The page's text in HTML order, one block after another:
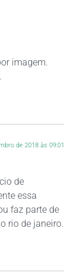
imagem.
de 2018 às 09:01
de
essa
faz parte de
rio de janeiro.